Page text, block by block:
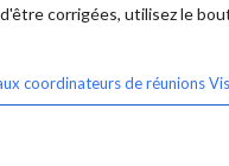
corrigées, utilisez le
coordinateurs de réunions